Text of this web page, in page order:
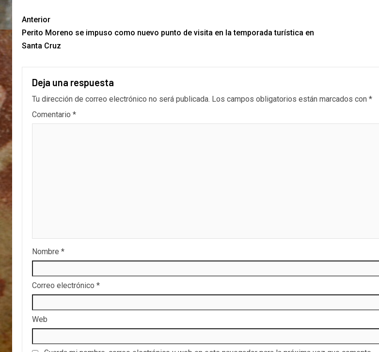
Anterior
Perito Moreno se impuso como nuevo punto de visita en la temporada turística en
Santa Cruz
Deja una respuesta
Tu dirección de correo electrónico no será publicada. Los campos obligatorios están marcados con *
Comentario *
Nombre *
Correo electrónico *
Web